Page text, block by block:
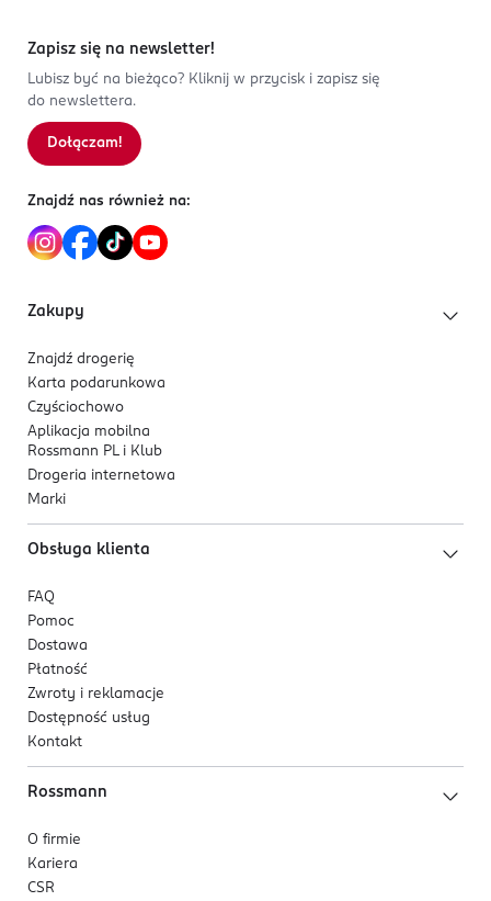
Zapisz się na newsletter!
Lubisz być na bieżąco? Kliknij w przycisk i zapisz się
do newslettera.
Dołączam!
Znajdź nas również na:
Zakupy
Znajdź drogerię
Karta podarunkowa
Czyściochowo
Aplikacja mobilna
Rossmann PL i Klub
Drogeria internetowa
Marki
Obsługa klienta
FAQ
Pomoc
Dostawa
Płatność
Zwroty i reklamacje
Dostępność usług
Kontakt
Rossmann
O firmie
Kariera
CSR